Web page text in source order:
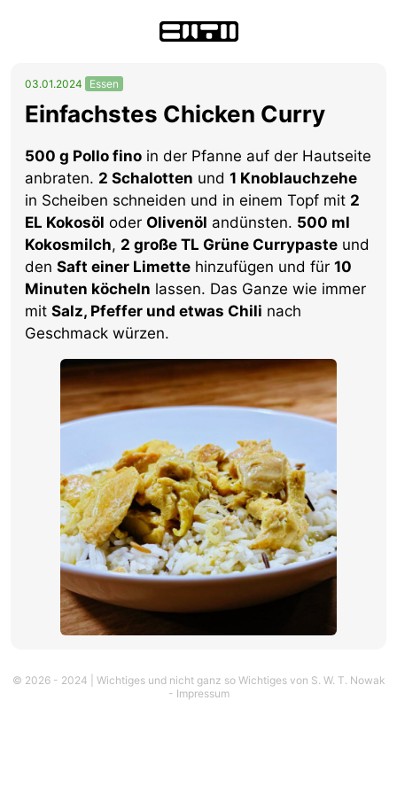
03.01.2024 Essen
Einfachstes Chicken Curry
500 g Pollo fino in der Pfanne auf der Hautseite
anbraten. 2 Schalotten und 1 Knoblauchzehe
in Scheiben schneiden und in einem Topf mit 2
EL Kokosöl oder Olivenöl andünsten. 500 ml
Kokosmilch, 2 große TL Grüne Currypaste und
den Saft einer Limette hinzufügen und für 10
Minuten köcheln lassen. Das Ganze wie immer
mit Salz, Pfeffer und etwas Chili nach
Geschmack würzen.
© 2026 - 2024 | Wichtiges und nicht ganz so Wichtiges von S. W. T. Nowak
- Impressum